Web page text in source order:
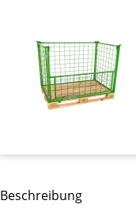
Beschreibung